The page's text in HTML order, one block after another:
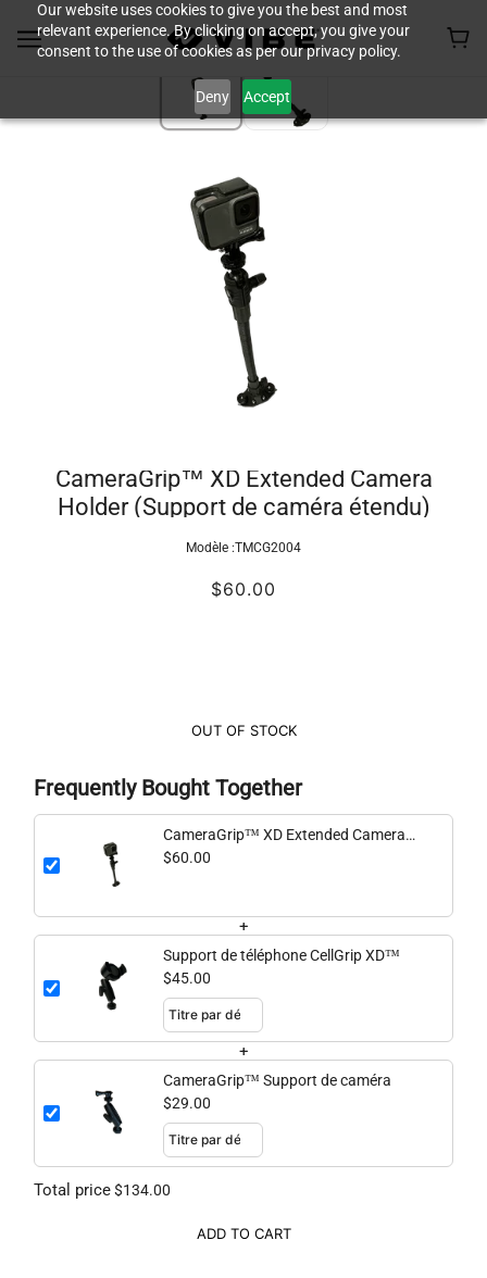
Our website uses cookies to give you the best and most
relevant experience. By clicking on accept, you give your
consent to the use of cookies as per our privacy policy.
Deny Accept
CameraGrip™ XD Extended Camera
Holder (Support de caméra étendu)
Modèle :TMCG2004
$60.00
OUT OF STOCK
Frequently Bought Together
CameraGrip™ XD Extended Camera
Holder
$60.00
+
Support de téléphone CellGrip XD™
$45.00
+
CameraGrip™ Support de caméra
$29.00
Total price$134.00
ADD TO CART